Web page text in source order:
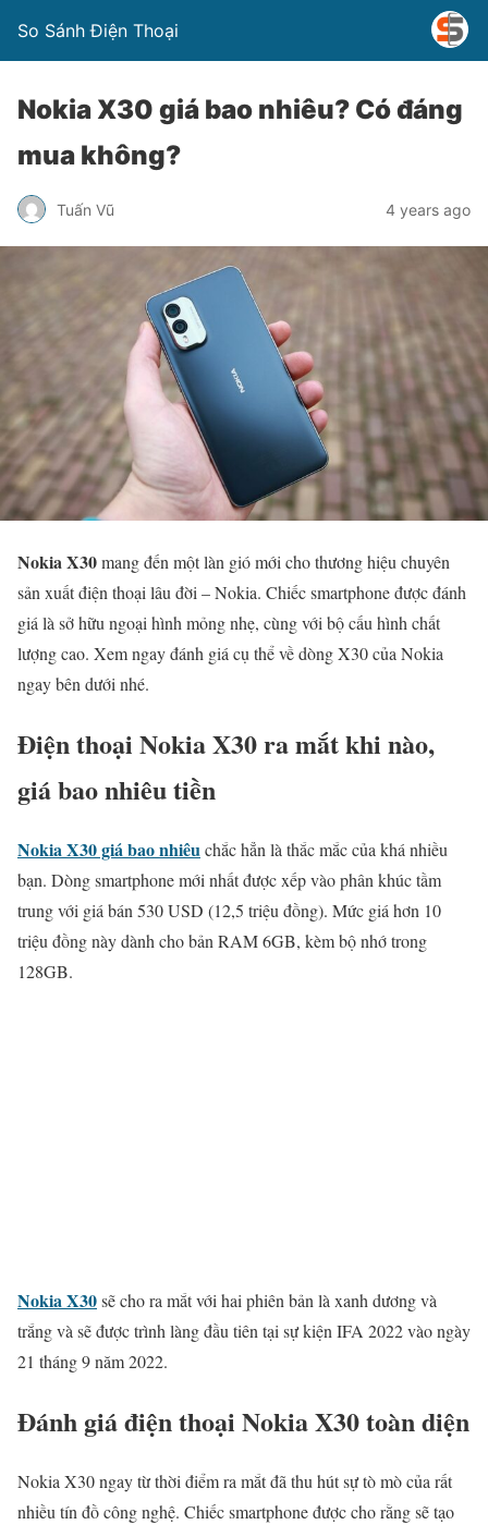
So Sánh Điện Thoại
Nokia X30 giá bao nhiêu? Có đáng
mua không?
Tuấn Vũ 4 years ago
Nokia X30mang đến một làn gió mới cho thương hiệu chuyên
sản xuất điện thoại lâu đời – Nokia. Chiếc smartphone được đánh
giá là sở hữu ngoại hình mỏng nhẹ, cùng với bộ cấu hình chất
lượng cao. Xem ngay đánh giá cụ thể về dòng X30 của Nokia
ngay bên dưới nhé.
Điện thoại Nokia X30 ra mắt khi nào,
giá bao nhiêu tiền
Nokia X30 giá bao nhiêuchắc hẳn là thắc mắc của khá nhiều
bạn. Dòng smartphone mới nhất được xếp vào phân khúc tầm
trung với giá bán 530 USD (12,5 triệu đồng). Mức giá hơn 10
triệu đồng này dành cho bản RAM 6GB, kèm bộ nhớ trong
128GB.
Nokia X30sẽ cho ra mắt với hai phiên bản là xanh dương và
trắng và sẽ được trình làng đầu tiên tại sự kiện IFA 2022 vào ngày
21 tháng 9 năm 2022.
Đánh giá điện thoại Nokia X30 toàn diện
Nokia X30 ngay từ thời điểm ra mắt đã thu hút sự tò mò của rất
nhiều tín đồ công nghệ. Chiếc smartphone được cho rằng sẽ tạo